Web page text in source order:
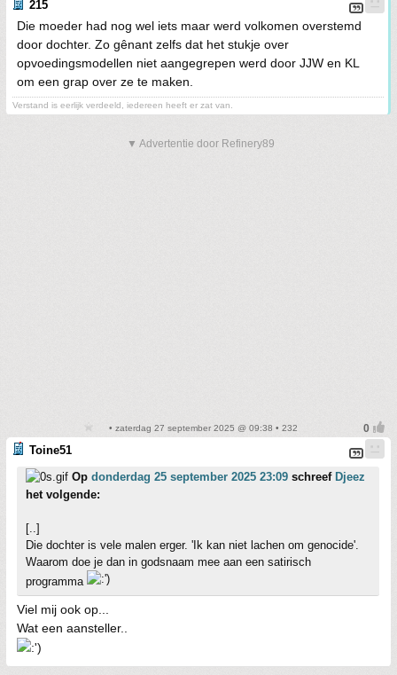
215
Die moeder had nog wel iets maar werd volkomen overstemd
door dochter. Zo gênant zelfs dat het stukje over
opvoedingsmodellen niet aangegrepen werd door JJW en KL
om een grap over ze te maken.
Verstand is eerlijk verdeeld, iedereen heeft er zat van.
▼ Advertentie door Refinery89
• zaterdag 27 september 2025 @ 09:38 • 232
Toine51
Op donderdag 25 september 2025 23:09 schreef Djeez
het volgende:
[..]
Die dochter is vele malen erger. 'Ik kan niet lachen om genocide'.
Waarom doe je dan in godsnaam mee aan een satirisch
programma
Viel mij ook op...
Wat een aansteller..